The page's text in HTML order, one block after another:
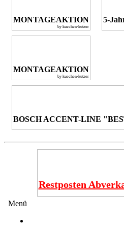
MONTAGEAKTION
by kuechen-kutzer
5-
MONTAGEAKTION
by kuechen-kutzer
BOSCH ACCENT-LINE
Restposten
Menü